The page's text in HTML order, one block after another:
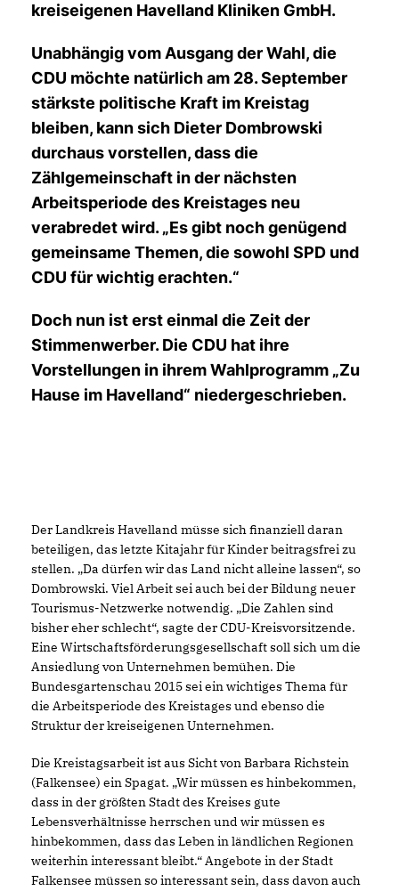
kreiseigenen Havelland Kliniken GmbH.
Unabhängig vom Ausgang der Wahl, die
CDU möchte natürlich am 28. September
stärkste politische Kraft im Kreistag
bleiben, kann sich Dieter Dombrowski
durchaus vorstellen, dass die
Zählgemeinschaft in der nächsten
Arbeitsperiode des Kreistages neu
verabredet wird. „Es gibt noch genügend
gemeinsame Themen, die sowohl SPD und
CDU für wichtig erachten.“
Doch nun ist erst einmal die Zeit der
Stimmenwerber. Die CDU hat ihre
Vorstellungen in ihrem Wahlprogramm „Zu
Hause im Havelland“ niedergeschrieben.
Der Landkreis Havelland müsse sich finanziell daran
beteiligen, das letzte Kitajahr für Kinder beitragsfrei zu
stellen. „Da dürfen wir das Land nicht alleine lassen“, so
Dombrowski. Viel Arbeit sei auch bei der Bildung neuer
Tourismus-Netzwerke notwendig. „Die Zahlen sind
bisher eher schlecht“, sagte der CDU-Kreisvorsitzende.
Eine Wirtschaftsförderungsgesellschaft soll sich um die
Ansiedlung von Unternehmen bemühen. Die
Bundesgartenschau 2015 sei ein wichtiges Thema für
die Arbeitsperiode des Kreistages und ebenso die
Struktur der kreiseigenen Unternehmen.
Die Kreistagsarbeit ist aus Sicht von Barbara Richstein
(Falkensee) ein Spagat. „Wir müssen es hinbekommen,
dass in der größten Stadt des Kreises gute
Lebensverhältnisse herrschen und wir müssen es
hinbekommen, dass das Leben in ländlichen Regionen
weiterhin interessant bleibt.“ Angebote in der Stadt
Falkensee müssen so interessant sein, dass davon auch